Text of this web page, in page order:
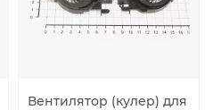
Вентилятор (кулер) для